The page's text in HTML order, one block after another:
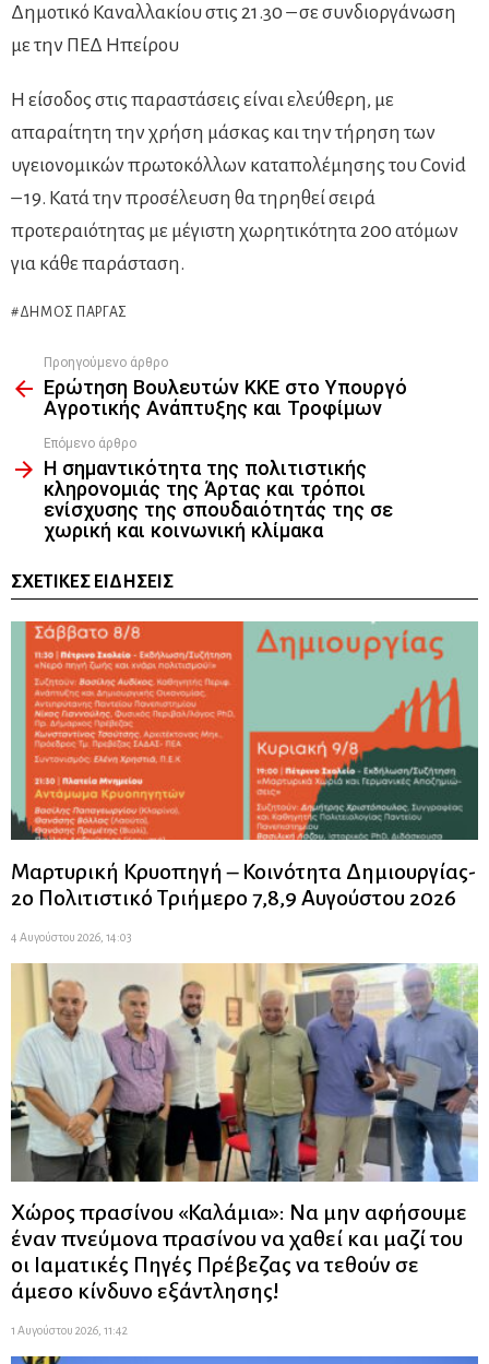
Δημοτικό Καναλλακίου στις 21.30 – σε συνδιοργάνωση
με την ΠΕΔ Ηπείρου
Η είσοδος στις παραστάσεις είναι ελεύθερη, με
απαραίτητη την χρήση μάσκας και την τήρηση των
υγειονομικών πρωτοκόλλων καταπολέμησης του Covid
– 19. Κατά την προσέλευση θα τηρηθεί σειρά
προτεραιότητας με μέγιστη χωρητικότητα 200 ατόμων
για κάθε παράσταση.
ΔΉΜΟΣ ΠΆΡΓΑΣ
more
Προηγούμενο άρθρο
Ερώτηση Βουλευτών ΚΚΕ στο Υπουργό
Αγροτικής Ανάπτυξης και Τροφίμων
Επόμενο άρθρο
Η σημαντικότητα της πολιτιστικής
κληρονομιάς της Άρτας και τρόποι
ενίσχυσης της σπουδαιότητάς της σε
χωρική και κοινωνική κλίμακα
ΣΧΕΤΙΚΈΣ ΕΙΔΉΣΕΙΣ
Μαρτυρική Κρυοπηγή – Κοινότητα Δημιουργίας-
2ο Πολιτιστικό Τριήμερο 7,8,9 Αυγούστου 2026
4 Αυγούστου 2026, 14:03
Χώρος πρασίνου «Καλάμια»: Να μην αφήσουμε
έναν πνεύμονα πρασίνου να χαθεί και μαζί του
οι Ιαματικές Πηγές Πρέβεζας να τεθούν σε
άμεσο κίνδυνο εξάντλησης!
1 Αυγούστου 2026, 11:42